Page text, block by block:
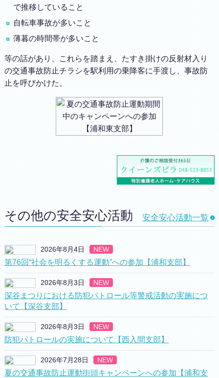
で推移していること
自転車事故が多いこと
薄暮の時間帯が多いこと
等の話があり、これらを踏まえ、たすき掛けの反射材入り
の交通事故防止チラシを駅利用の乗降客に手渡し、事故防
止を呼びかけた。
その他の安全安心活動 安全安心活動一覧
2026年8月4日 NEW
第76回“社会を明るくする運動”への参加【浦和支部】
2026年8月3日 NEW
深谷まつりにおける防犯パトロール等警戒活動の実施につ
いて【深谷支部】
2026年8月3日 NEW
防犯パトロールの実施について【西入間支部】
2026年7月28日 NEW
夏の交通事故防止運動街頭キャンペーンへの参加【浦和支